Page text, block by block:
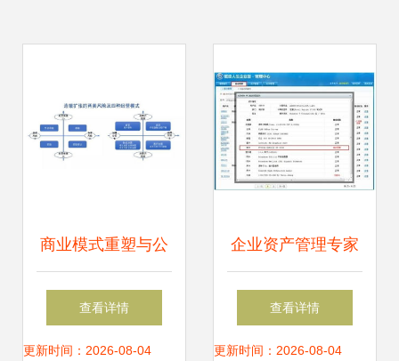
商业模式重塑与公
司价值创新 企业资
产管理的新视角
查看详情
更新时间：2026-08-04
企业资产管理专家
驱动人生企业版抢
先试用
查看详情
更新时间：2026-08-04